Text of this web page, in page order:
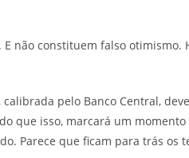
não constituem falso otimismo.
pelo Banco Central,
que isso, marcará um
Parece que ficam para trás os